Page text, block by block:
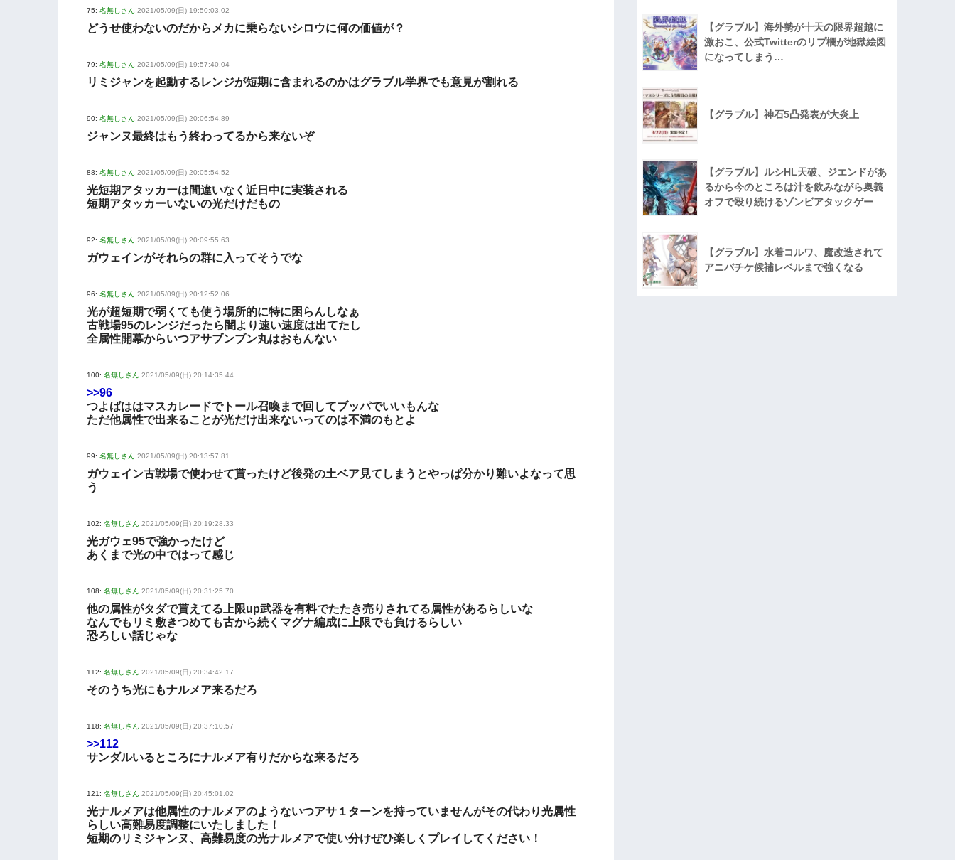
75: 名無しさん 2021/05/09(日) 19:50:03.02
どうせ使わないのだからメカに乗らないシロウに何の価値が？
79: 名無しさん 2021/05/09(日) 19:57:40.04
リミジャンを起動するレンジが短期に含まれるのかはグラブル学界でも意見が割れる
90: 名無しさん 2021/05/09(日) 20:06:54.89
ジャンヌ最終はもう終わってるから来ないぞ
88: 名無しさん 2021/05/09(日) 20:05:54.52
光短期アタッカーは間違いなく近日中に実装される
短期アタッカーいないの光だけだもの
92: 名無しさん 2021/05/09(日) 20:09:55.63
ガウェインがそれらの群に入ってそうでな
96: 名無しさん 2021/05/09(日) 20:12:52.06
光が超短期で弱くても使う場所的に特に困らんしなぁ
古戦場95のレンジだったら闇より速い速度は出てたし
全属性開幕からいつアサブンブン丸はおもんない
100: 名無しさん 2021/05/09(日) 20:14:35.44
>>96
つよばははマスカレードでトール召喚まで回してブッパでいいもんな
ただ他属性で出来ることが光だけ出来ないってのは不満のもとよ
99: 名無しさん 2021/05/09(日) 20:13:57.81
ガウェイン古戦場で使わせて貰ったけど後発の土ベア見てしまうとやっぱ分かり難いよなって思
う
102: 名無しさん 2021/05/09(日) 20:19:28.33
光ガウェ95で強かったけど
あくまで光の中ではって感じ
108: 名無しさん 2021/05/09(日) 20:31:25.70
他の属性がタダで貰えてる上限up武器を有料でたたき売りされてる属性があるらしいな
なんでもリミ敷きつめても古から続くマグナ編成に上限でも負けるらしい
恐ろしい話じゃな
112: 名無しさん 2021/05/09(日) 20:34:42.17
そのうち光にもナルメア来るだろ
118: 名無しさん 2021/05/09(日) 20:37:10.57
>>112
サンダルいるところにナルメア有りだからな来るだろ
121: 名無しさん 2021/05/09(日) 20:45:01.02
光ナルメアは他属性のナルメアのようないつアサ１ターンを持っていませんがその代わり光属性
らしい高難易度調整にいたしました！
短期のリミジャンヌ、高難易度の光ナルメアで使い分けぜひ楽しくプレイしてください！
【グラブル】海外勢が十天の限界超越に
激おこ、公式Twitterのリプ欄が地獄絵図
になってしまう…
【グラブル】神石5凸発表が大炎上
【グラブル】ルシHL天破、ジエンドがあ
るから今のところは汁を飲みながら奥義
オフで殴り続けるゾンビアタックゲー
【グラブル】水着コルワ、魔改造されて
アニバチケ候補レベルまで強くなる